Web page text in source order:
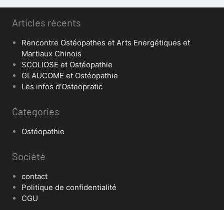
Articles récents
Rencontre Ostéopathes et Arts Energétiques et
Martiaux Chinois
SCOLIOSE et Ostéopathie
GLAUCOME et Ostéopathie
Les infos d’Osteopratic
Categories
Ostéopathie
Société
contact
Politique de confidentialité
CGU